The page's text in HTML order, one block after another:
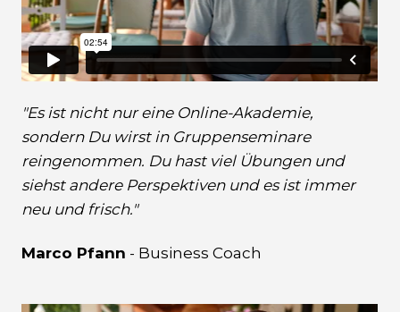
"Es ist nicht nur eine Online-Akademie,
sondern Du wirst in Gruppenseminare
reingenommen. Du hast viel Übungen und
siehst andere Perspektiven und es ist immer
neu und frisch."
Marco Pfann - Business Coach